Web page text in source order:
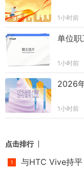
1小时前
单位职
1小时前
2026
1小时前
点击排行
与HTC Vive持平？